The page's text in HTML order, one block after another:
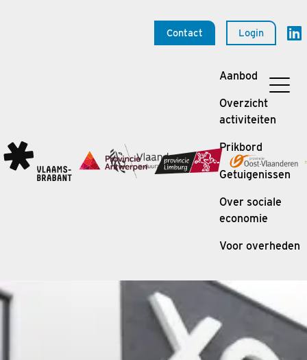
Contact Login
Aanbod
Overzicht
activiteiten
Prikbord
Getuigenissen
Over sociale
economie
Voor overheden